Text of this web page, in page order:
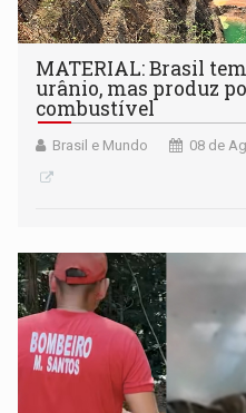
MATERIAL: Brasil
urânio, mas produz
combustível
Brasil e Mundo 08 de